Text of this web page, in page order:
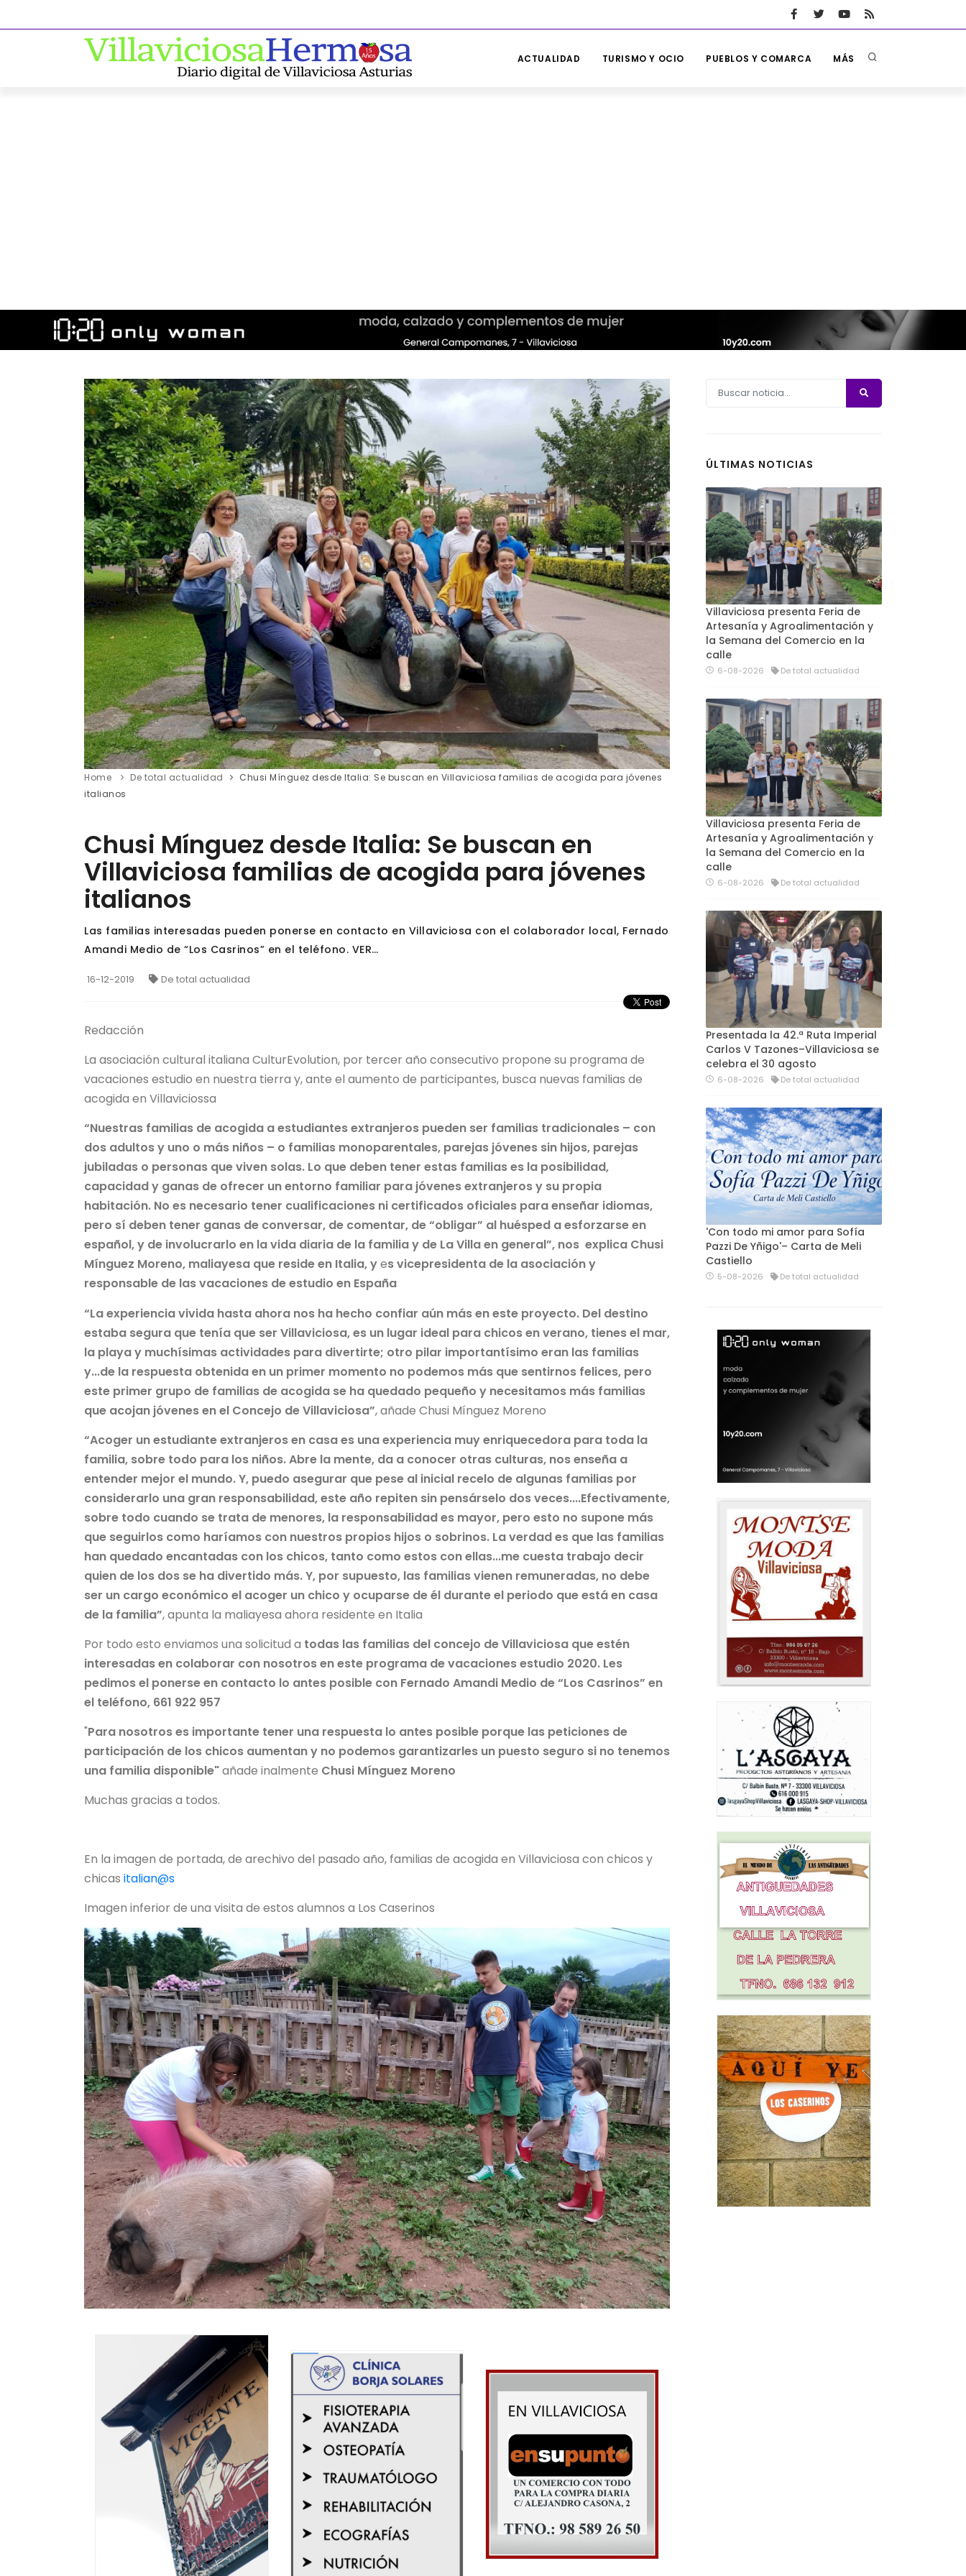
ACTUALIDAD TURISMO Y OCIO PUEBLOS Y COMARCA MÁS
Home De total actualidad
Chusi Mínguez desde Italia: Se buscan en Villaviciosa familias de acogida para jóvenes
italianos
Chusi Mínguez desde Italia: Se buscan en
Villaviciosa familias de acogida para jóvenes
italianos
Las familias interesadas pueden ponerse en contacto en Villaviciosa con el colaborador local, Fernado
Amandi Medio de “Los Casrinos” en el teléfono. VER…
16-12-2019 De total actualidad
Redacción
La asociación cultural italiana CulturEvolution, por tercer año consecutivo propone su programa de
vacaciones estudio en nuestra tierra y, ante el aumento de participantes, busca nuevas familias de
acogida en Villaviciossa
“Nuestras familias de acogida a estudiantes extranjeros pueden ser familias tradicionales – con
dos adultos y uno o más niños – o familias monoparentales, parejas jóvenes sin hijos, parejas
jubiladas o personas que viven solas. Lo que deben tener estas familias es la posibilidad,
capacidad y ganas de ofrecer un entorno familiar para jóvenes extranjeros y su propia
habitación. No es necesario tener cualificaciones ni certificados oficiales para enseñar idiomas,
pero sí deben tener ganas de conversar, de comentar, de “obligar” al huésped a esforzarse en
español, y de involucrarlo en la vida diaria de la familia y de La Villa en general”, nos explica Chusi
Mínguez Moreno, maliayesa que reside en Italia, yes vicepresidenta de la asociación y
responsable de las vacaciones de estudio en España
“La experiencia vivida hasta ahora nos ha hecho confiar aún más en este proyecto. Del destino
estaba segura que tenía que ser Villaviciosa, es un lugar ideal para chicos en verano, tienes el mar,
la playa y muchísimas actividades para divertirte; otro pilar importantísimo eran las familias
y...de la respuesta obtenida en un primer momento no podemos más que sentirnos felices, pero
este primer grupo de familias de acogida se ha quedado pequeño y necesitamos más familias
que acojan jóvenes en el Concejo de Villaviciosa”, añade Chusi Mínguez Moreno
“Acoger un estudiante extranjeros en casa es una experiencia muy enriquecedora para toda la
familia, sobre todo para los niños. Abre la mente, da a conocer otras culturas, nos enseña a
entender mejor el mundo. Y, puedo asegurar que pese al inicial recelo de algunas familias por
considerarlo una gran responsabilidad, este año repiten sin pensárselo dos veces....Efectivamente,
sobre todo cuando se trata de menores, la responsabilidad es mayor, pero esto no supone más
que seguirlos como haríamos con nuestros propios hijos o sobrinos. La verdad es que las familias
han quedado encantadas con los chicos, tanto como estos con ellas...me cuesta trabajo decir
quien de los dos se ha divertido más. Y, por supuesto, las familias vienen remuneradas, no debe
ser un cargo económico el acoger un chico y ocuparse de él durante el periodo que está en casa
de la familia”, apunta la maliayesa ahora residente en Italia
Por todo esto enviamos una solicitud a todas las familias del concejo de Villaviciosa que estén
interesadas en colaborar con nosotros en este programa de vacaciones estudio 2020. Les
pedimos el ponerse en contacto lo antes posible con Fernado Amandi Medio de “Los Casrinos” en
el teléfono, 661 922 957
"Para nosotros es importante tener una respuesta lo antes posible porque las peticiones de
participación de los chicos aumentan y no podemos garantizarles un puesto seguro si no tenemos
una familia disponible"añade inalmente Chusi Mínguez Moreno
Muchas gracias a todos.
En la imagen de portada, de arechivo del pasado año, familias de acogida en Villaviciosa con chicos y
chicas italian@s
Imagen inferior de una visita de estos alumnos a Los Caserinos
ÚLTIMAS NOTICIAS
Villaviciosa presenta Feria de
Artesanía y Agroalimentación y
la Semana del Comercio en la
calle
6-08-2026 De total actualidad
Villaviciosa presenta Feria de
Artesanía y Agroalimentación y
la Semana del Comercio en la
calle
6-08-2026 De total actualidad
Presentada la 42.ª Ruta Imperial
Carlos V Tazones–Villaviciosa se
celebra el 30 agosto
6-08-2026 De total actualidad
'Con todo mi amor para Sofía
Pazzi De Yñigo'– Carta de Meli
Castiello
5-08-2026 De total actualidad